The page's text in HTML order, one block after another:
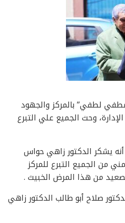
لطفي” بالمركز والجهود
وحث الجميع علي التبرع
يشكر الدكتور زاهي حواس
من الجميع التبرع للمركز
من هذا المرض الخبيث .
صلاح أبو طالب الدكتور زاهي